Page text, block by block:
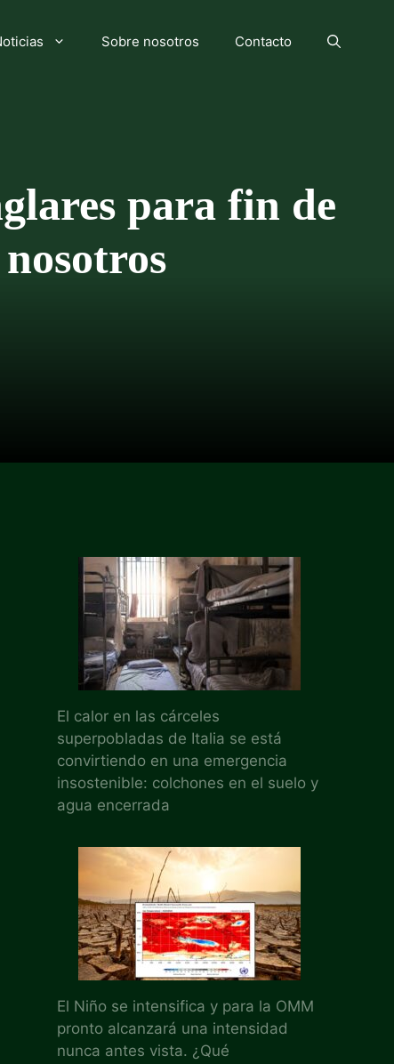
Sobre nosotros Contacto
para fin de
El calor en las cárceles
superpobladas de Italia se está
convirtiendo en una emergencia
insostenible: colchones en el suelo y
agua encerrada
El Niño se intensifica y para la OMM
pronto alcanzará una intensidad
nunca antes vista. ¿Qué